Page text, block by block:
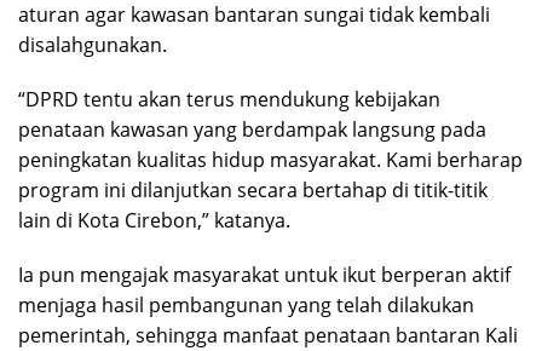
aturan agar kawasan bantaran sungai tidak kembali
disalahgunakan.
“DPRD tentu akan terus mendukung kebijakan
penataan kawasan yang berdampak langsung pada
peningkatan kualitas hidup masyarakat. Kami berharap
program ini dilanjutkan secara bertahap di titik-titik
lain di Kota Cirebon,” katanya.
Ia pun mengajak masyarakat untuk ikut berperan aktif
menjaga hasil pembangunan yang telah dilakukan
pemerintah, sehingga manfaat penataan bantaran Kali